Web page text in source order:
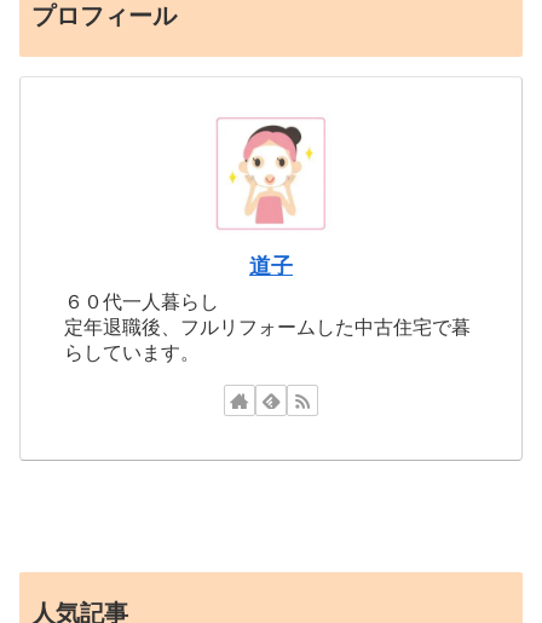
プロフィール
道子
６０代一人暮らし
定年退職後、フルリフォームした中古住宅で暮
らしています。
人気記事